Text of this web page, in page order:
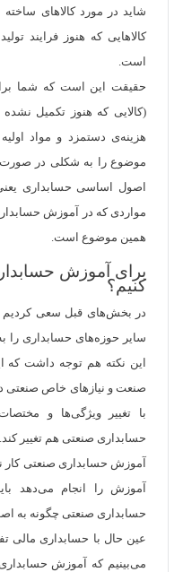
شاید در مورد کالاهای
کالاهایی که هنوز فرایند
است.
هزینه‌ی دستمزد و مواد
موضوع را به شکلی در صورت
اصول اساسی حسابداری
مواردی که در آموزش
همین موضوع است.
برای آموزش
کنیم؟
در بخش‌های قبل سعی کردیم
سایر حوزه‌های حسابداری را
این نکته هم توجه داشت که
صنعت و نیازهای خاص صنعتی
با تغییر ویژگی‌ها و
حسابداری صنعتی هم تغییر کند.
آموزش حسابداری صنعتی کار
آموزش را انجام می‌دهد
حسابداری صنعتی چگونه به
عین حال با حسابداری مالی
می‌بینیم که آموزش